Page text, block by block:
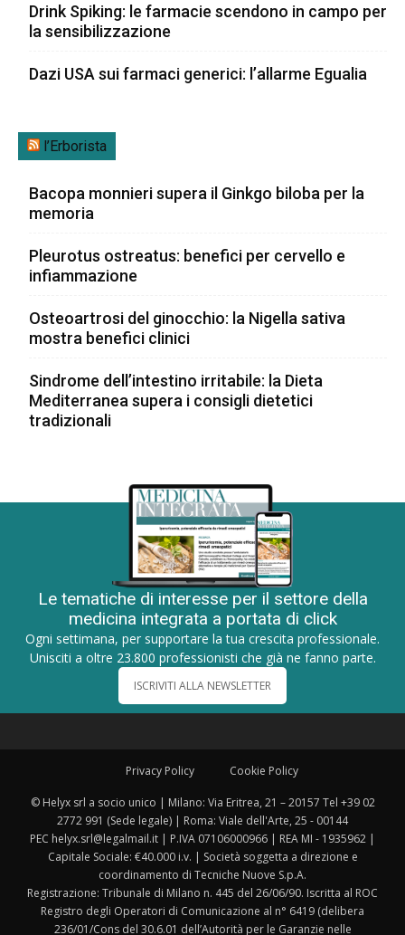
Drink Spiking: le farmacie scendono in campo per
la sensibilizzazione
Dazi USA sui farmaci generici: l’allarme Egualia
l’Erborista
Bacopa monnieri supera il Ginkgo biloba per la
memoria
Pleurotus ostreatus: benefici per cervello e
infiammazione
Osteoartrosi del ginocchio: la Nigella sativa
mostra benefici clinici
Sindrome dell’intestino irritabile: la Dieta
Mediterranea supera i consigli dietetici
tradizionali
Le tematiche di interesse per il settore della
medicina integrata a portata di click
Ogni settimana, per supportare la tua crescita professionale.
Unisciti a oltre 23.800 professionisti che già ne fanno parte.
ISCRIVITI ALLA NEWSLETTER
Privacy Policy Cookie Policy
© Helyx srl a socio unico | Milano: Via Eritrea, 21 – 20157 Tel +39 02
2772 991 (Sede legale) | Roma: Viale dell'Arte, 25 - 00144
PEC helyx.srl@legalmail.it | P.IVA 07106000966 | REA MI - 1935962 |
Capitale Sociale: €40.000 i.v. | Società soggetta a direzione e
coordinamento di Tecniche Nuove S.p.A.
Registrazione: Tribunale di Milano n. 445 del 26/06/90. Iscritta al ROC
Registro degli Operatori di Comunicazione al n° 6419 (delibera
236/01/Cons del 30.6.01 dell’Autorità per le Garanzie nelle